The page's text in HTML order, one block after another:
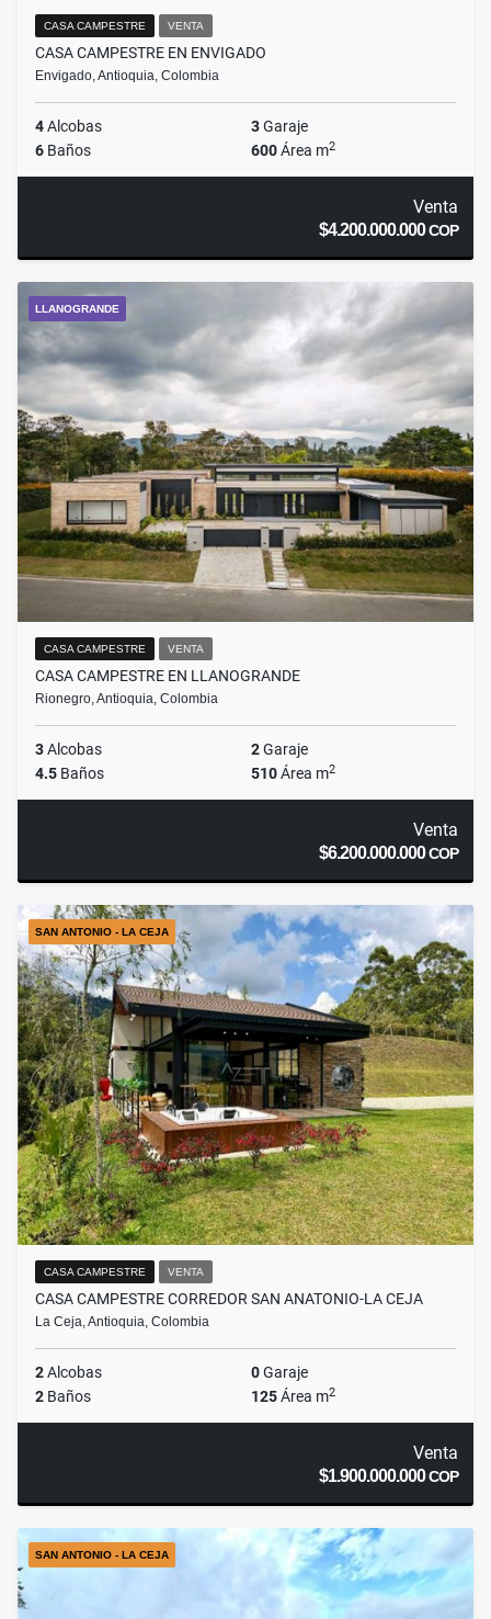
CASA CAMPESTRE VENTA
CASA CAMPESTRE EN ENVIGADO
Envigado, Antioquia, Colombia
4Alcobas 3Garaje
6 Baños 600Área m2
Venta
$4.200.000.000COP
LLANOGRANDE
CASA CAMPESTRE VENTA
CASA CAMPESTRE EN LLANOGRANDE
Rionegro, Antioquia, Colombia
3Alcobas 2Garaje
4.5 Baños 510Área m2
Venta
$6.200.000.000COP
SAN ANTONIO - LA CEJA
CASA CAMPESTRE VENTA
CASA CAMPESTRE CORREDOR SAN ANATONIO-LA CEJA
La Ceja, Antioquia, Colombia
2Alcobas 0Garaje
2 Baños 125Área m2
Venta
$1.900.000.000COP
SAN ANTONIO - LA CEJA